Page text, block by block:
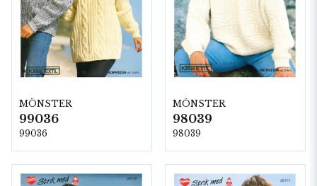
MÖNSTER
99036
99036
MÖNSTER
98039
98039